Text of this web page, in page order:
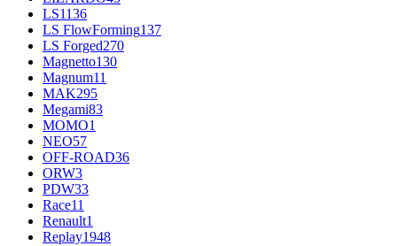
LS1136
LS FlowForming137
LS Forged270
Magnetto130
Magnum11
MAK295
Megami83
MOMO1
NEO57
OFF-ROAD36
ORW3
PDW33
Race11
Renault1
Replay1948